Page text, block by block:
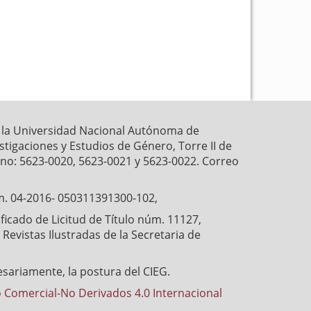
Universidad Nacional Autónoma de
y Estudios de Género, Torre II de
5623-0020, 5623-0021 y 5623-0022. Correo
2016- 050311391300-102,
de Licitud de Título núm. 11127,
Ilustradas de la Secretaria de
la postura del CIEG.
No Derivados 4.0 Internacional